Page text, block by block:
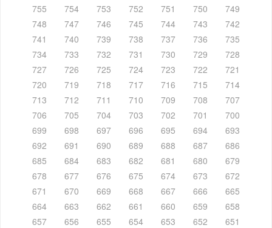
755
754 753 752 751 750
749
748
747 746 745 744 743
742
741
740 739 738 737 736
735
734
733 732 731 730 729
728
727
726 725 724 723 722
721
720
719 718 717 716 715
714
713
712 711 710 709 708
707
706
705 704 703 702 701
700
699
698 697 696 695 694
693
692
691 690 689 688 687
686
685
684 683 682 681 680
679
678
677 676 675 674 673
672
671
670 669 668 667 666
665
664
663 662 661 660 659
658
657
656 655 654 653 652
651